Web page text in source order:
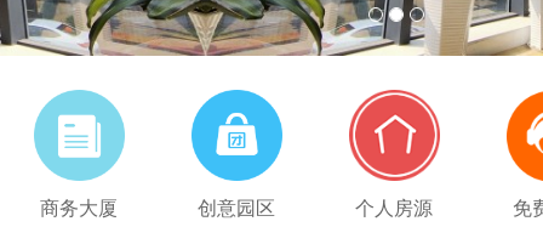
1 2 3
商务大厦 创意园区 个人房源 免